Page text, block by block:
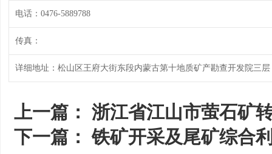
电话：0476-5889788
传真：
详细地址：松山区王府大街东段内蒙古第十地质矿产勘查开发院三层
上一篇： 浙江省江山市萤石矿
下一篇：铁矿开采及尾矿综合